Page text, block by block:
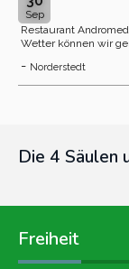
Sep
Restaurant
Wetter können wir
- Norderstedt
Die 4 Säulen
Freiheit